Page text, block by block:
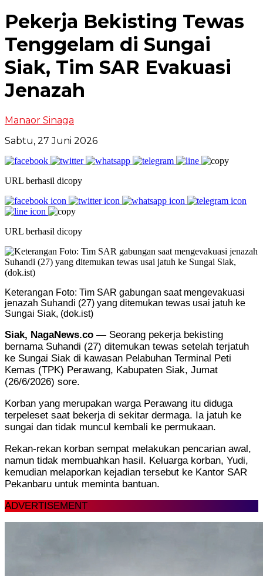
Pekerja Bekisting Tewas
Tenggelam di Sungai
Siak, Tim SAR Evakuasi
Jenazah
Manaor Sinaga
Sabtu, 27 Juni 2026
URL berhasil dicopy
URL berhasil dicopy
Keterangan Foto: Tim SAR gabungan saat mengevakuasi
jenazah Suhandi (27) yang ditemukan tewas usai jatuh ke
Sungai Siak, (dok.ist)
Siak, NagaNews.co — Seorang pekerja bekisting
bernama Suhandi (27) ditemukan tewas setelah terjatuh
ke Sungai Siak di kawasan Pelabuhan Terminal Peti
Kemas (TPK) Perawang, Kabupaten Siak, Jumat
(26/6/2026) sore.
Korban yang merupakan warga Perawang itu diduga
terpeleset saat bekerja di sekitar dermaga. Ia jatuh ke
sungai dan tidak muncul kembali ke permukaan.
Rekan-rekan korban sempat melakukan pencarian awal,
namun tidak membuahkan hasil. Keluarga korban, Yudi,
kemudian melaporkan kejadian tersebut ke Kantor SAR
Pekanbaru untuk meminta bantuan.
ADVERTISEMENT